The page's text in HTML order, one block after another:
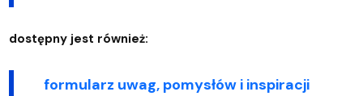
dostępny jest również:
formularz uwag, pomysłów i inspiracji